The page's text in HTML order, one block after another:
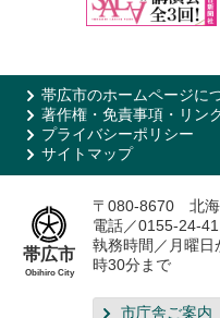
帯広市のホームページに
著作権・免責事項・リン
プライバシーポリシー
サイトマップ
帯広市
Obihiro City
〒080-8670 北海
電話／0155-24-
執務時間／月曜
時30分まで
市庁舎ご案内